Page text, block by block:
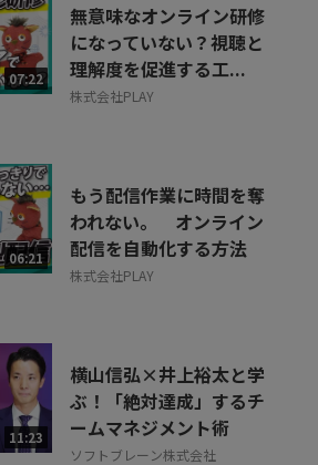
07:22
無意味なオンライン研修
になっていない？視聴と
理解度を促進する工...
株式会社PLAY
06:21
もう配信作業に時間を奪
われない。 オンライン
配信を自動化する方法
株式会社PLAY
11:23
横山信弘×井上裕太と学
ぶ！「絶対達成」するチ
ームマネジメント術
ソフトブレーン株式会社